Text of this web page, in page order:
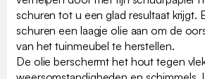
schuren tot u een glad resultaat krijgt.
schuren een laagje olie aan om de
van het tuinmeubel te herstellen.
De olie berschermt het hout tegen